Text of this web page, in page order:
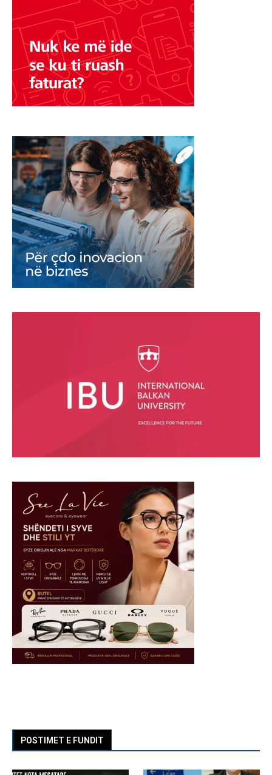
POSTIMET E FUNDIT